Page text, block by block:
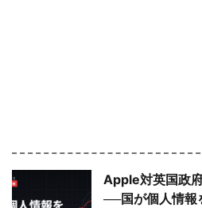
Apple対英国政
──国が個人情報